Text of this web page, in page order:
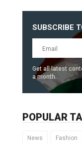
SUBSCRIBE
Get all latest
a month.
POPULAR
News Fashion